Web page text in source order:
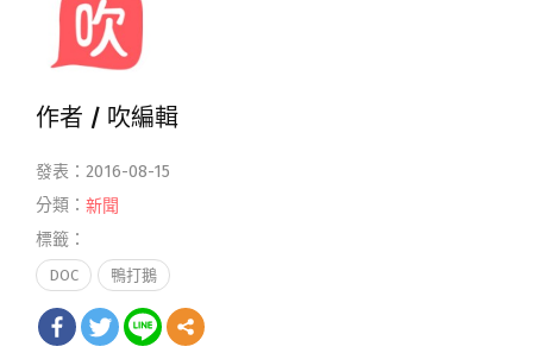
作者 / 吹編輯
發表：2016-08-15
分類： 新聞
標籤：
DOC 鴨打鵝